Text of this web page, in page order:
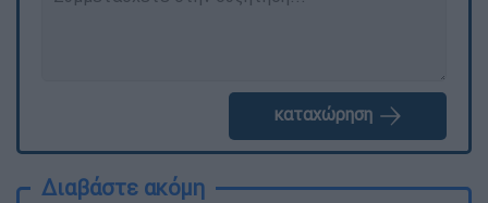
καταχώρηση
Διαβάστε ακόμη